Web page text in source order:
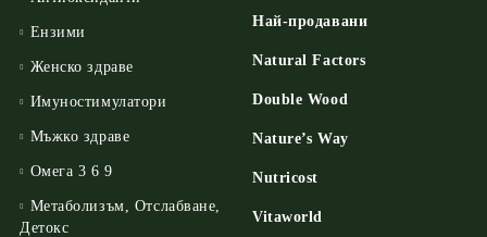
Ензими
Женско здраве
Имуностимулатори
Мъжко здраве
Омега 3 6 9
Метаболизъм, Отслабване,
Детокс
Най-продавани
Natural Factors
Double Wood
Nature’s Way
Nutricost
Vitaworld